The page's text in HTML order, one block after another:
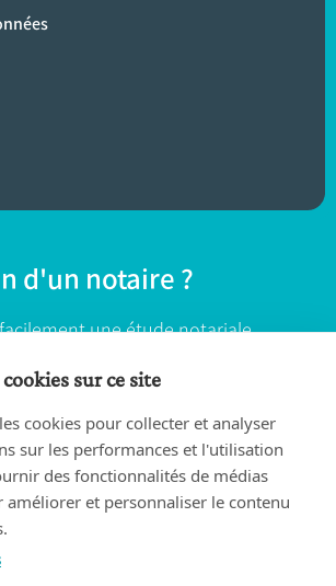
d'un notaire ?
une étude notariale
vous.
UN NOTAIRE
sur ce site
cookies pour collecter et analyser
sur les performances et l'utilisation
des fonctionnalités de médias
améliorer et personnaliser le contenu